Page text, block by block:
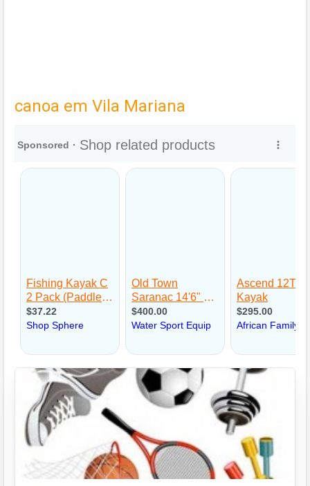
canoa em Vila Mariana